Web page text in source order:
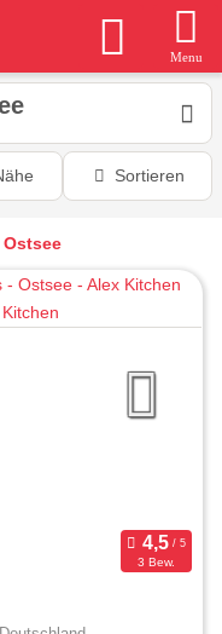
Menu
Sortieren
3 Bew.